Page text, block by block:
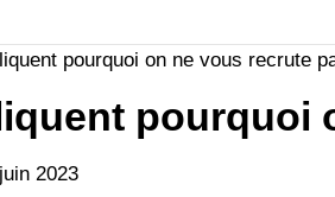
pourquoi on ne vous recrute
pourquoi
2023